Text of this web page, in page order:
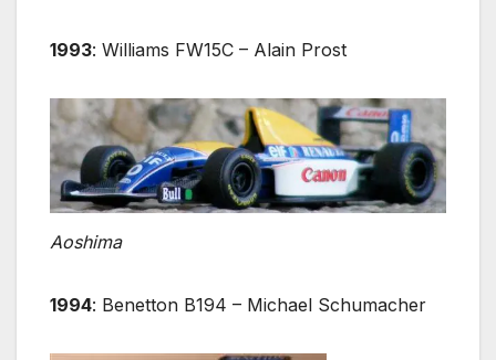
1993: Williams FW15C – Alain Prost
Aoshima
1994: Benetton B194 – Michael Schumacher